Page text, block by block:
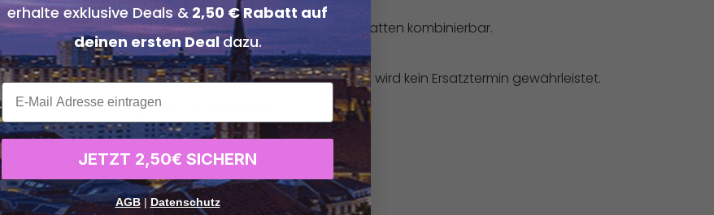
Dieses Angebot ist nicht mit anderen Aktionen oder Rabatten kombinierbar.
Terminabsage bis mind. 24 Stunden im Voraus.
Bei Nichteinhalten des Termins oder verspäteter Absage wird kein Ersatztermin gewährleistet.
Adresse:Tütersburg 37, 42277 Wuppertal
Telefon:0202 / 252 28 64
www.tauchcenter-wuppertal.de
Öffnungszeiten:
erhalte exklusive Deals &2,50 € Rabatt auf
deinen ersten Dealdazu.
xxx
JETZT 2,50€ SICHERN
AGB| Datenschutz